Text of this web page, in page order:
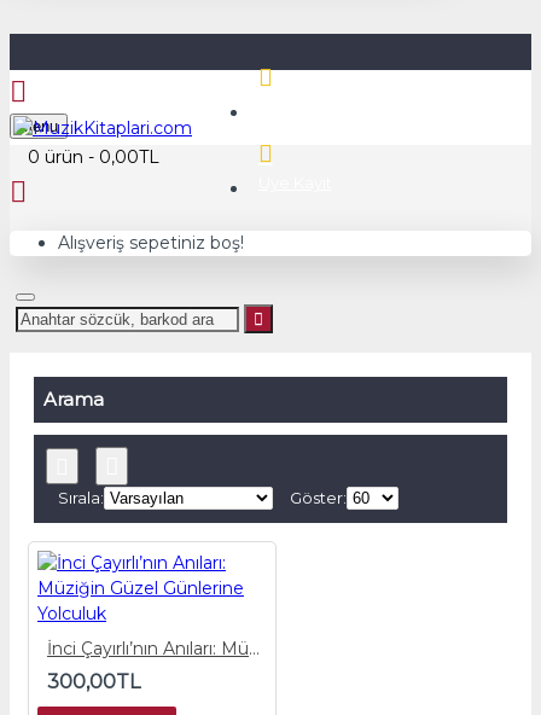
Menu
0 ürün - 0,00TL
Alışveriş sepetiniz boş!
Arama
Sırala: Göster:
İnci Çayırlı’nın Anıları: Müziğin Güzel Günlerine Yolculuk
300,00TL